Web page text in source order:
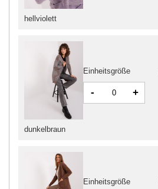
dunkelbraun
Einheitsgröße
- +
Einheitsgröße
hellviolett